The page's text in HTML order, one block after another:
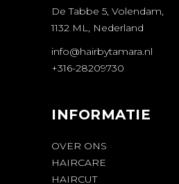
De Tabbe 5, Volendam,
1132 ML, Nederland
info@hairbytamara.nl
+316-28209730
INFORMATIE
OVER ONS
HAIRCARE
HAIRCUT